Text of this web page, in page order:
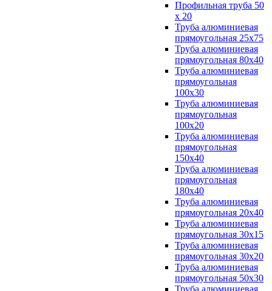
Профильная труба 50
х 20
Труба алюминиевая
прямоугольная 25х75
Труба алюминиевая
прямоугольная 80х40
Труба алюминиевая
прямоугольная
100x30
Труба алюминиевая
прямоугольная
100х20
Труба алюминиевая
прямоугольная
150x40
Труба алюминиевая
прямоугольная
180x40
Труба алюминиевая
прямоугольная 20х40
Труба алюминиевая
прямоугольная 30x15
Труба алюминиевая
прямоугольная 30х20
Труба алюминиевая
прямоугольная 50х30
Труба алюминиевая